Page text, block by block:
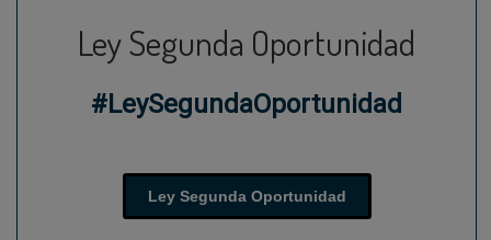
Ley Segunda Oportunidad
#LeySegundaOportunidad
Ley Segunda Oportunidad